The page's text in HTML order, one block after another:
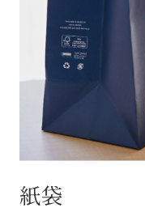
紙袋